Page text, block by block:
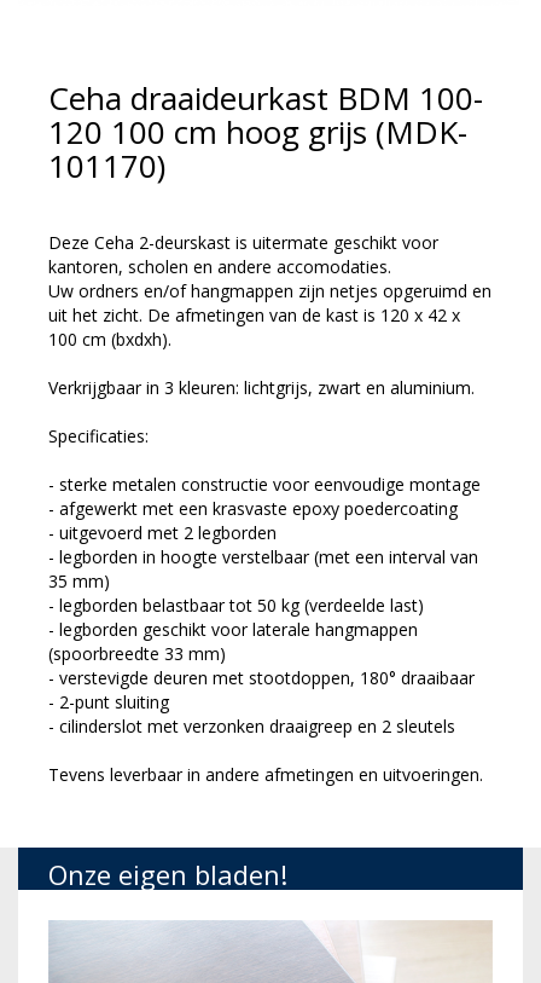
Ceha draaideurkast BDM 100-
120 100 cm hoog grijs (MDK-
101170)
Deze Ceha 2-deurskast is uitermate geschikt voor
kantoren, scholen en andere accomodaties.
Uw ordners en/of hangmappen zijn netjes opgeruimd en
uit het zicht. De afmetingen van de kast is 120 x 42 x
100 cm (bxdxh).
Verkrijgbaar in 3 kleuren: lichtgrijs, zwart en aluminium.
Specificaties:
- sterke metalen constructie voor eenvoudige montage
- afgewerkt met een krasvaste epoxy poedercoating
- uitgevoerd met 2 legborden
- legborden in hoogte verstelbaar (met een interval van
35 mm)
- legborden belastbaar tot 50 kg (verdeelde last)
- legborden geschikt voor laterale hangmappen
(spoorbreedte 33 mm)
- verstevigde deuren met stootdoppen, 180° draaibaar
- 2-punt sluiting
- cilinderslot met verzonken draaigreep en 2 sleutels
Tevens leverbaar in andere afmetingen en uitvoeringen.
Onze eigen bladen!